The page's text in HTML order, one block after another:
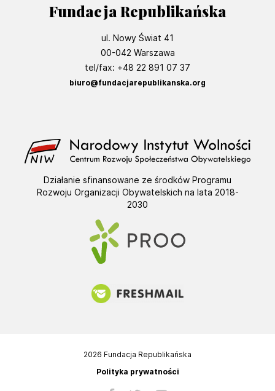
Fundacja Republikańska
ul. Nowy Świat 41
00-042 Warszawa
tel/fax: +48 22 891 07 37
biuro@fundacjarepublikanska.org
Działanie sfinansowane ze środków Programu
Rozwoju Organizacji Obywatelskich na lata 2018-
2030
2026 Fundacja Republikańska
Polityka prywatności